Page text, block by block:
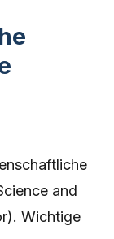
and
Wichtige